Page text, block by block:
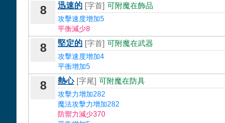
8 迅速的 [字首] 可附魔在飾品
攻擊速度增加5
平衡減少8
8 堅定的 [字首] 可附魔在武器
攻擊速度增加4
平衡增加5
8 熱心 [字尾] 可附魔在防具
攻擊力增加282
魔法攻擊力增加282
防禦力減少370